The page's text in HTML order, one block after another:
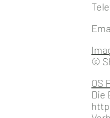
©
​OS
Die